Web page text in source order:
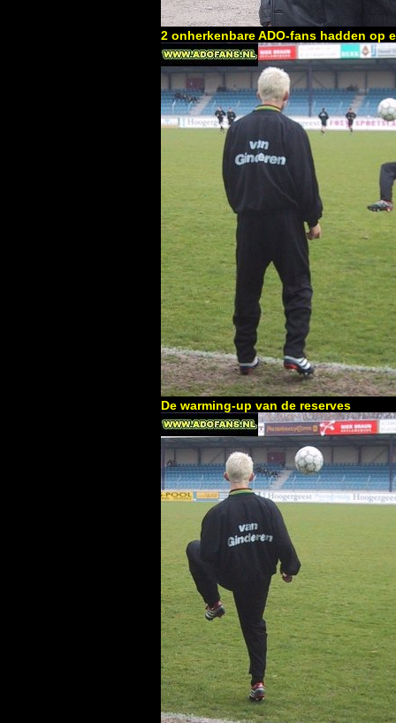
2 onherkenbare ADO-fans hadden op
De warming-up van de reserves